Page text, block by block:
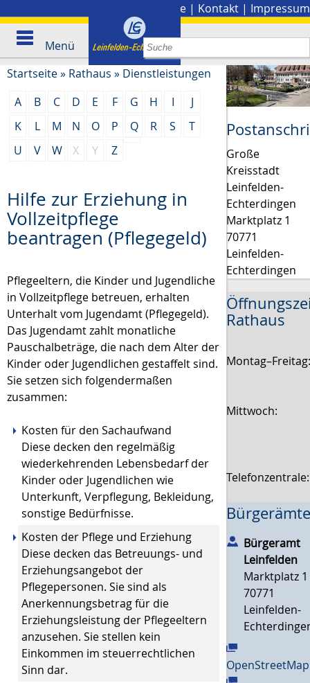
Presse | Kontakt | Impressum
Menü
Startseite» Rathaus » Dienstleistungen
A
B C D E F G H I
J
K
L M N O P Q R S
T
U
V W X Y Z
Hilfe zur Erziehung in
Vollzeitpflege
beantragen (Pflegegeld)
Pflegeeltern, die Kinder und Jugendliche
in Vollzeitpflege betreuen, erhalten
Unterhalt vom Jugendamt (Pflegegeld).
Das Jugendamt zahlt monatliche
Pauschalbeträge, die nach dem Alter der
Kinder oder Jugendlichen gestaffelt sind.
Sie setzen sich folgendermaßen
zusammen:
Kosten für den Sachaufwand
Diese decken den regelmäßig
wiederkehrenden Lebensbedarf der
Kinder oder Jugendlichen wie
Unterkunft, Verpflegung, Bekleidung,
sonstige Bedürfnisse.
Kosten der Pflege und Erziehung
Diese decken das Betreuungs- und
Erziehungsangebot der
Pflegepersonen. Sie sind als
Anerkennungsbetrag für die
Erziehungsleistung der Pflegeeltern
anzusehen. Sie stellen kein
Einkommen im steuerrechtlichen
Sinn dar.
Große
Kreisstadt
Leinfelden-
Echterdingen
Marktplatz 1
70771
Leinfelden-
Echterdingen
Rathaus
Mittwoch:
Bürgeramt
Leinfelden
Marktplatz 1
70771
Leinfelden-
OpenStreetMap